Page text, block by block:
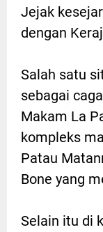
Jejak
dengan
Salah satu
sebagai
Makam La
kompleks
Patau
Bone yang
Selain itu di